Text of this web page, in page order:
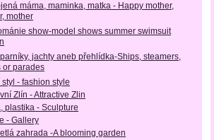
máma, maminka, matka - Happy mother,
mother
show-model shows summer swimsuit
jachty aneb přehlídka-Ships, steamers,
or parades
styl - fashion style
Zlín - Attractive Zlin
plastika - Sculpture
- Gallery
zahrada -A blooming garden